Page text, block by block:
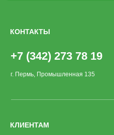
КЛИЕНТАМ
КОНТАКТЫ
+7 (342) 273 78 19
г. Пермь, Промышленная 135